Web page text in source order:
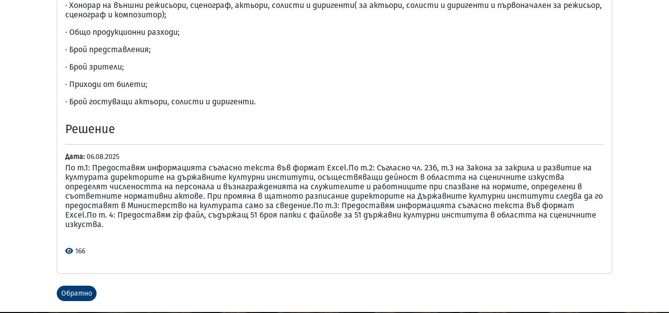
· Хонорар на външни режисьори, сценограф, актьори, солисти и диригенти( за актьори, солисти и диригенти и първоначален за режисьор,
сценограф и композитор);
· Общо продукционни разходи;
· Брой представления;
· Брой зрители;
· Приходи от билети;
· Брой гостуващи актьори, солисти и диригенти.
Решение
Дата: 06.08.2025
По т.1: Предоставям информацията съгласно текста във формат Excel.По т.2: Съгласно чл. 23б, т.3 на Закона за закрила и развитие на
културата директорите на държавните културни институти, осъществяващи дейност в областта на сценичните изкуства
определят числеността на персонала и възнагражденията на служителите и работниците при спазване на нормите, определени в
съответните нормативни актове. При промяна в щатното разписание директорите на Държавните културни институти следва да го
предоставят в Министерство на културата само за сведение.По т.3: Предоставям информацията съгласно текста във формат
Excel.По т. 4: Предоставям zip файл, съдържащ 51 броя папки с файлове за 51 държавни културни института в областта на сценичните
изкуства.
166
Обратно